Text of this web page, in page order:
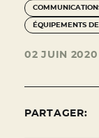
02 JUIN 2020
ÉQUIPEMENTS
PARTAGER: